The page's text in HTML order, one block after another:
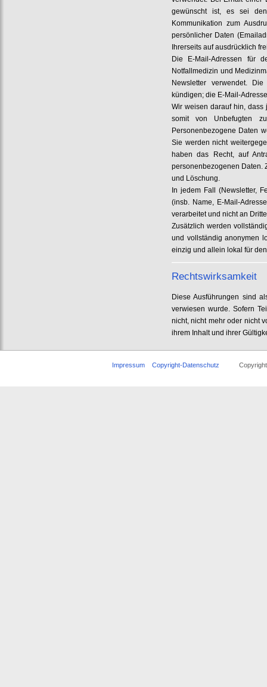
gewünscht ist, es sei
Kommunikation zum
persönlicher Daten
Ihrerseits auf ausdrücklich
Die E-Mail-Adressen für
Notfallmedizin und
Newsletter verwendet.
kündigen; die E-Mail-
Wir weisen darauf hin,
somit von Unbefugten
Personenbezogene Daten
Sie werden nicht
haben das Recht, auf
personenbezogenen Daten.
und Löschung.
In jedem Fall (Newsletter,
(insb. Name, E-Mail-
verarbeitet und nicht an
Zusätzlich werden
und vollständig anonymen
einzig und allein lokal für
Rechtswirksamkeit
Diese Ausführungen sind
verwiesen wurde. Sofern
nicht, nicht mehr oder nicht
ihrem Inhalt und ihrer
Impressum Copyright-Datenschutz Copyright ©